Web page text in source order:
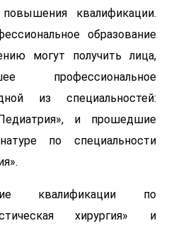
квалификации.
образование
могут получить лица,
профессиональное
из специальностей:
и прошедшие
по специальности
квалификации по
хирургия» и